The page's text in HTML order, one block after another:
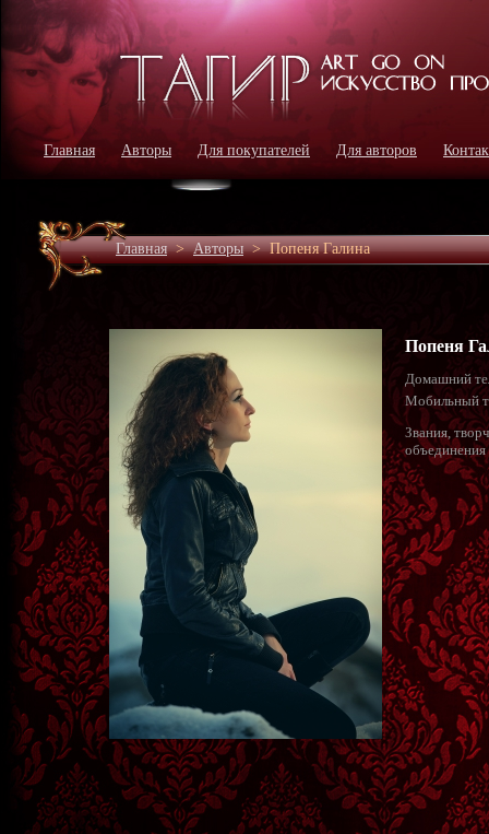
Главная Авторы Для покупателей Для авторов
Главная>Авторы>Попеня Галина
Попеня
Домашний
Мобильный
Звания,
объединения